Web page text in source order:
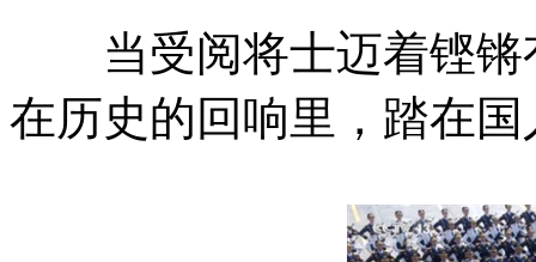
当受阅将士迈着铿锵
在历史的回响里，踏在